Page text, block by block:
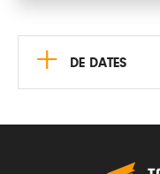
+ DE DATES